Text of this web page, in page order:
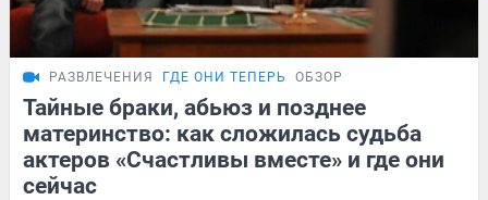
РАЗВЛЕЧЕНИЯ ГДЕ ОНИ ТЕПЕРЬ ОБЗОР
Тайные браки, абьюз и позднее
материнство: как сложилась судьба
актеров «Счастливы вместе» и где они
сейчас